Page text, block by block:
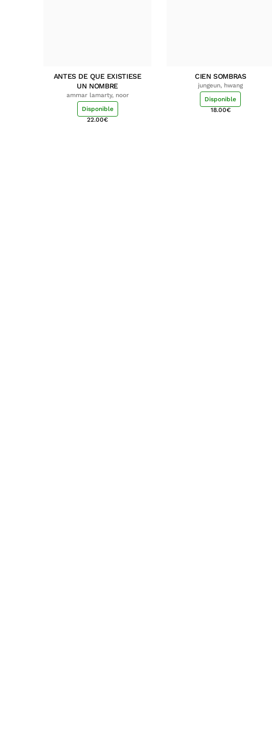
ANTES DE QUE EXISTIESE
UN NOMBRE
ammar lamarty, noor
Disponible
22.00€
CIEN SOMBRAS
jungeun, hwang
Disponible
18.00€